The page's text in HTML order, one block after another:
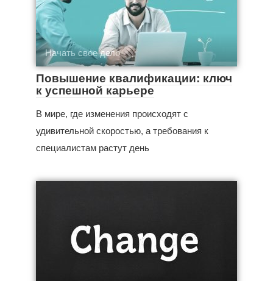
Начать свое дело
Повышение квалификации: ключ
к успешной карьере
В мире, где изменения происходят с
удивительной скоростью, а требования к
специалистам растут день